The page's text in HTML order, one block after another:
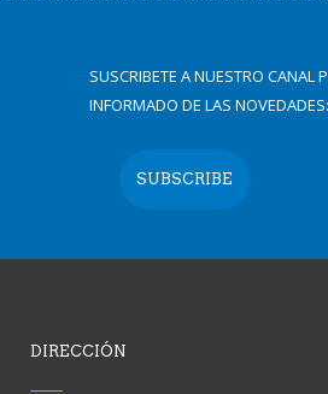
SUSCRIBETE A NUESTRO CANAL
INFORMADO DE LAS NOVEDADES:
SUBSCRIBE
DIRECCIÓN